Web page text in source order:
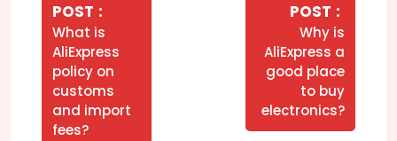
Post
POST
What is
AliExpress
policy on
customs
and import
fees?
POST
Why is
AliExpress a
good place
to buy
electronics?